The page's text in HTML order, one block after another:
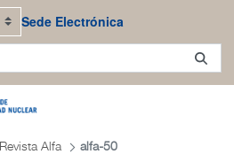
Sede Electrónica
Revista Alfa alfa-50